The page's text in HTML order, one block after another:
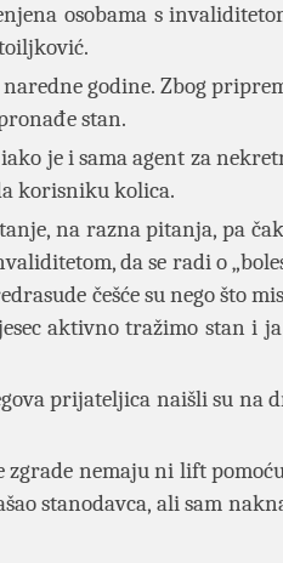
osobama s
godine. Zbog
stan.
je i sama agent za
korisniku kolica.
na razna pitanja, pa
da se radi o
češće su nego što
aktivno tražimo stan i
prijateljica naišli su na
zgrade nemaju ni lift
stanodavca, ali sam